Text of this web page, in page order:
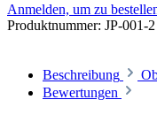
Anmelden, um zu
Produktnummer: JP-001-2
Beschreibung
Bewertungen